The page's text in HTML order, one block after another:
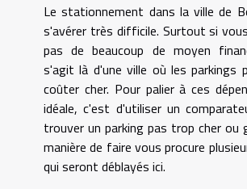
Le stationnement dans la ville de
s'avérer très difficile. Surtout si
pas de beaucoup de moyen
s'agit là d'une ville où les parkings
coûter cher. Pour palier à ces
idéale, c'est d'utiliser un
trouver un parking pas trop cher ou
manière de faire vous procure
qui seront déblayés ici.